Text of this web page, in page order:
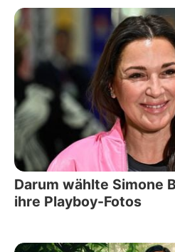
Darum wählte Simone
ihre Playboy-Fotos